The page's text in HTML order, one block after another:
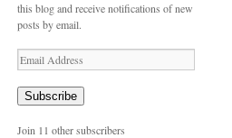
this blog and receive notifications of new
posts by email.
Email
Address
Subscribe
Join 11 other subscribers